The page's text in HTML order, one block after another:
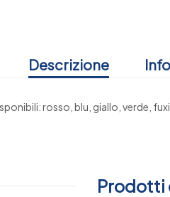
Descrizione
rosso, blu, giallo, verde,
Prodotti